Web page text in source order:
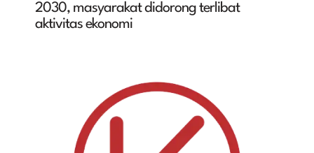
2030, masyarakat didorong terlibat
aktivitas ekonomi